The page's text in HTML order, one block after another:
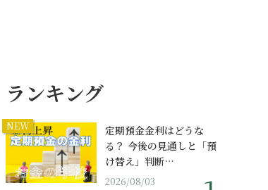
ランキング
NEW
定期預金金利はどうな
る？ 今後の見通しと「預
け替え」判断…
2026/08/03